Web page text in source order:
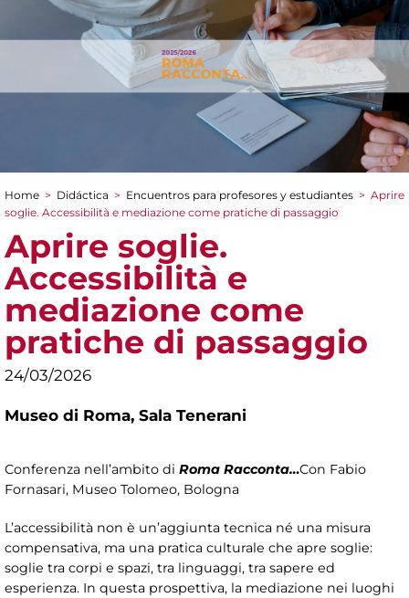
You are here
Home > Didáctica > Encuentros para profesores y estudiantes > Aprire
soglie. Accessibilità e mediazione come pratiche di passaggio
Aprire soglie.
Accessibilità e
mediazione come
pratiche di passaggio
24/03/2026
Museo di Roma, Sala Tenerani
Conferenza nell’ambito di Roma Racconta…Con Fabio
Fornasari, Museo Tolomeo, Bologna
L’accessibilità non è un’aggiunta tecnica né una misura
compensativa, ma una pratica culturale che apre soglie:
soglie tra corpi e spazi, tra linguaggi, tra sapere ed
esperienza. In questa prospettiva, la mediazione nei luoghi